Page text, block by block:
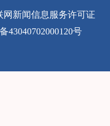
网新闻信息服务许可证
43040702000120号